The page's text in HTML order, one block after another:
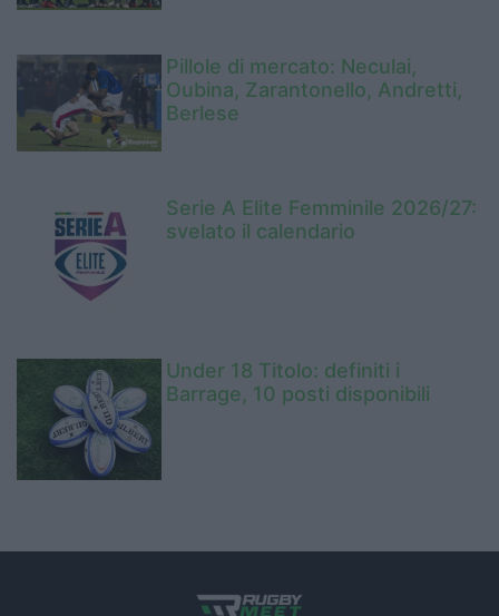
Pillole di mercato: Neculai,
Oubina, Zarantonello, Andretti,
Berlese
Serie A Elite Femminile 2026/27:
svelato il calendario
Under 18 Titolo: definiti i
Barrage, 10 posti disponibili